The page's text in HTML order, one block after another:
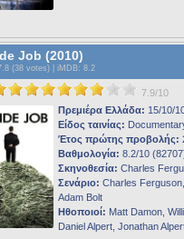
Job (2010)
(38 votes) | iMDB: 8.2
7.9/10
Πρεμιέρα Ελλάδα: 15/10/
Είδος ταινίας:
Έτος πρώτης προβολής:
Βαθμολογία: 8.2/10
Σκηνοθεσία: Charles
Σενάριο: Charles
Adam Bolt
Ηθοποιοί: Matt Damon,
Daniel Alpert, Jonathan